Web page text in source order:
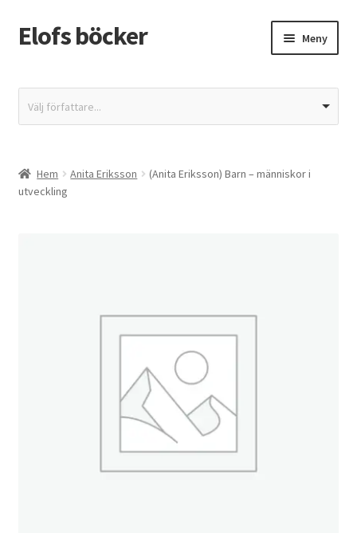
Hoppa
till
Hoppa
till
Elofs böcker Meny
Återbetalnings- och returpolicy
Integritetspolicy
Välj författare...
Hem Anita Eriksson
(Anita Eriksson) Barn – människor i
utveckling